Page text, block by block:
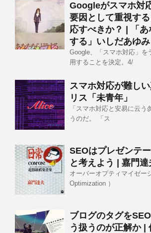
Googleがスマホ対
要因として重視す
応すべきか？ | 「あ
する」いしだあゆみ
Google、「スマホ対応」を
用することを決定。4/
スマホ対応が難し
リス「未青年」
「スマホ対応と安易に云う
うのだ。 「ス
SEOはプレゼンテ
と考えよう | 嘉門達
オーバーオプティマイゼー
Optimization ）
ブログのタグを
う扱うのが正解か |